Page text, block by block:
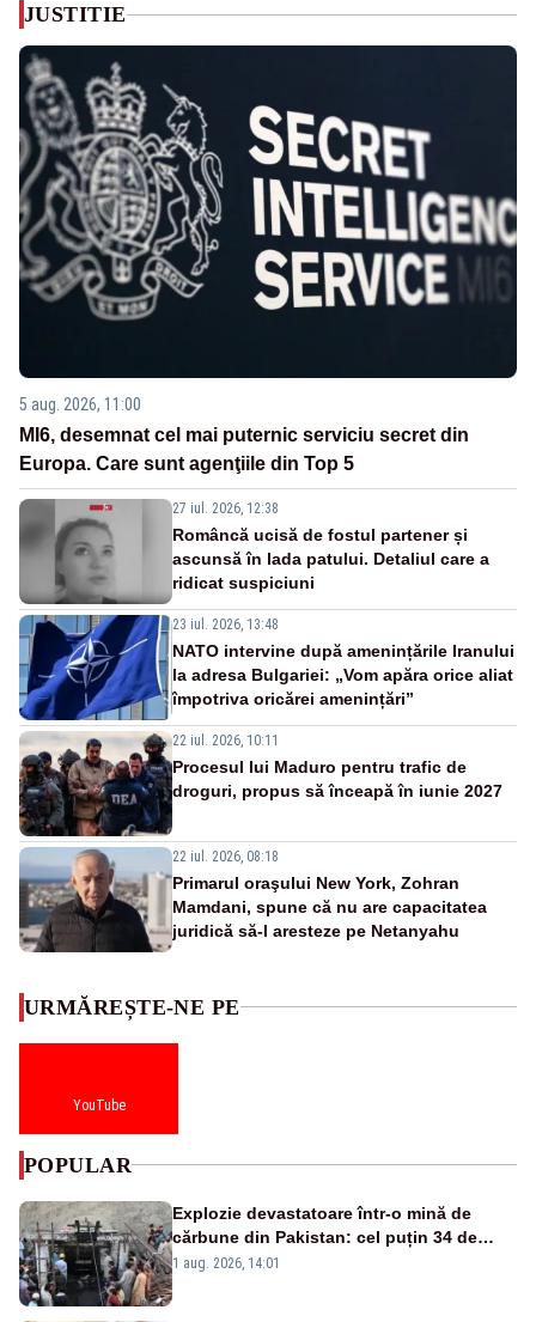
JUSTITIE
5 aug. 2026, 11:00
MI6, desemnat cel mai puternic serviciu secret din
Europa. Care sunt agenţiile din Top 5
27 iul. 2026, 12:38
Româncă ucisă de fostul partener și
ascunsă în lada patului. Detaliul care a
ridicat suspiciuni
23 iul. 2026, 13:48
NATO intervine după amenințările Iranului
la adresa Bulgariei: „Vom apăra orice aliat
împotriva oricărei amenințări”
22 iul. 2026, 10:11
Procesul lui Maduro pentru trafic de
droguri, propus să înceapă în iunie 2027
22 iul. 2026, 08:18
Primarul oraşului New York, Zohran
Mamdani, spune că nu are capacitatea
juridică să-l aresteze pe Netanyahu
URMĂREȘTE-NE PE
YouTube
POPULAR
Explozie devastatoare într-o mină de
cărbune din Pakistan: cel puțin 34 de
morți - VIDEO
1 aug. 2026, 14:01